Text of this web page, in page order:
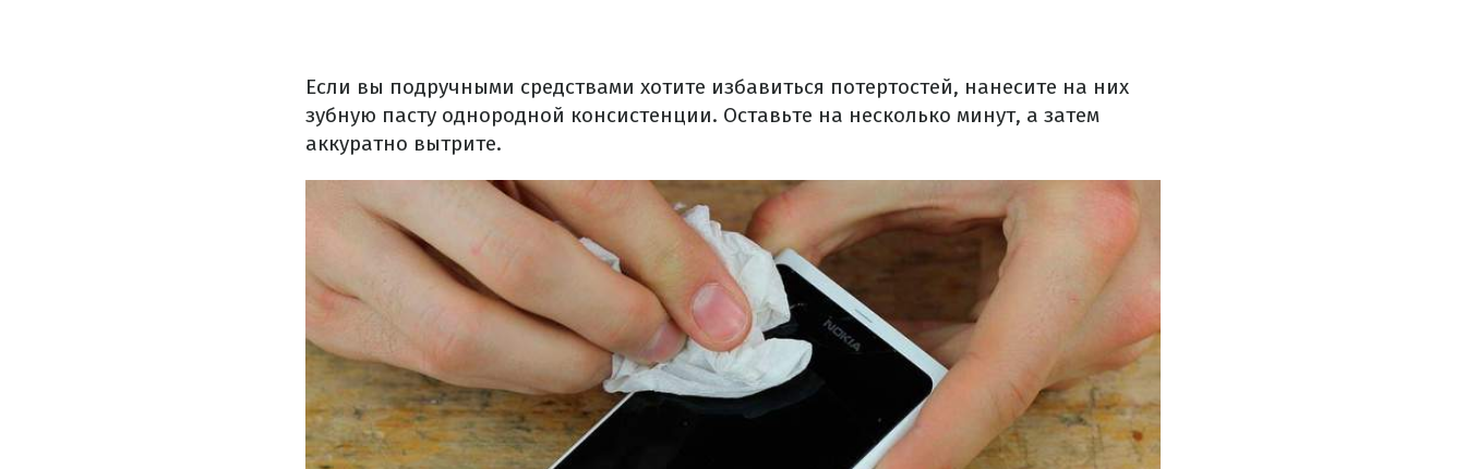
Если вы подручными средствами хотите избавиться потертостей, нанесите на них
зубную пасту однородной консистенции. Оставьте на несколько минут, а затем
аккуратно вытрите.